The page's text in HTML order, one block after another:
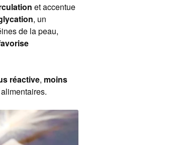
et accentue
, un
de la peau,
réactive, moins